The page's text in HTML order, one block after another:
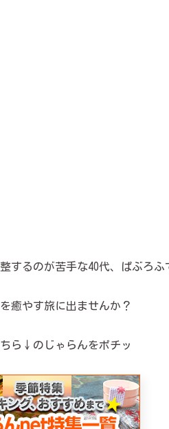
するのが苦手な40代、ぱぶろふ
癒やす旅に出ませんか？
ら↓のじゃらんをポチッ